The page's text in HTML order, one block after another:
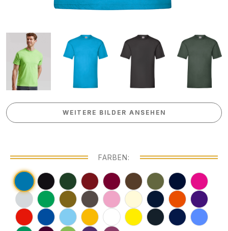
WEITERE BILDER ANSEHEN
WEITERE BILDER ANSEHEN
FARBEN: